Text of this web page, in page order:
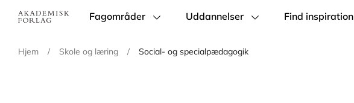
Main
Fagområder Uddannelser Find inspiration
Hjem / Skole og læring / Social- og specialpædagogik